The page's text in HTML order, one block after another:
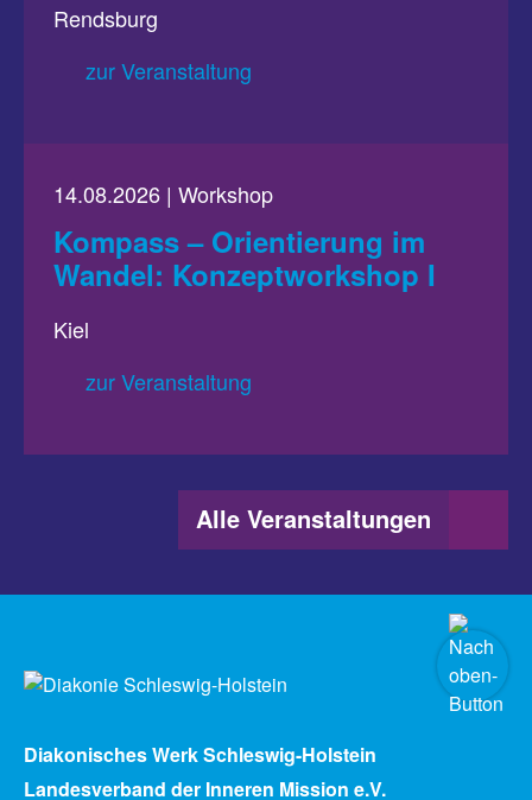
Rendsburg
zur Veranstaltung
14.08.2026 | Workshop
Kompass – Orientierung im
Wandel: Konzeptworkshop I
Kiel
zur Veranstaltung
Alle Veranstaltungen
Diakonisches Werk Schleswig-Holstein
Landesverband der Inneren Mission e.V.